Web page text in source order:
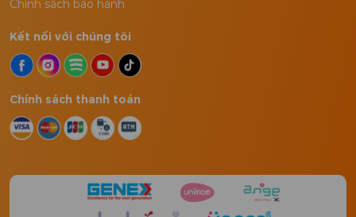
Chính sách bảo hành
Kết nối với chúng tôi
Chính sách thanh toán